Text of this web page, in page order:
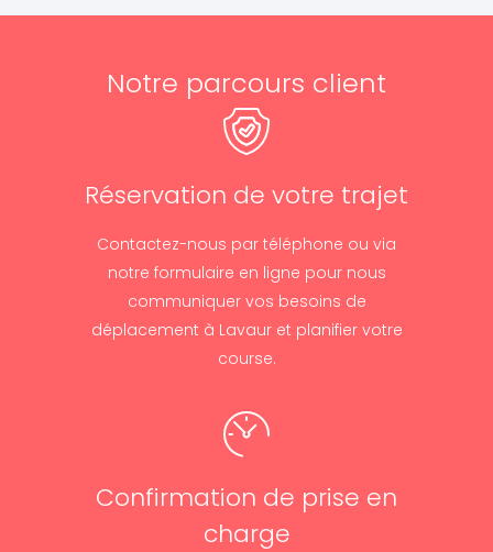
Notre parcours client
Réservation de votre trajet
Contactez-nous par téléphone ou via
notre formulaire en ligne pour nous
communiquer vos besoins de
déplacement à Lavaur et planifier votre
course.
Confirmation de prise en
charge